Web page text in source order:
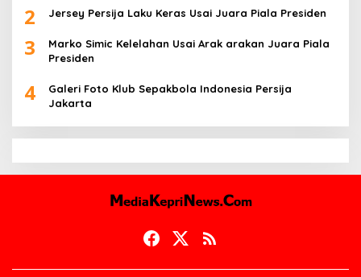
2 Jersey Persija Laku Keras Usai Juara Piala Presiden
3
Marko Simic Kelelahan Usai Arak arakan Juara Piala
Presiden
4
Galeri Foto Klub Sepakbola Indonesia Persija
Jakarta